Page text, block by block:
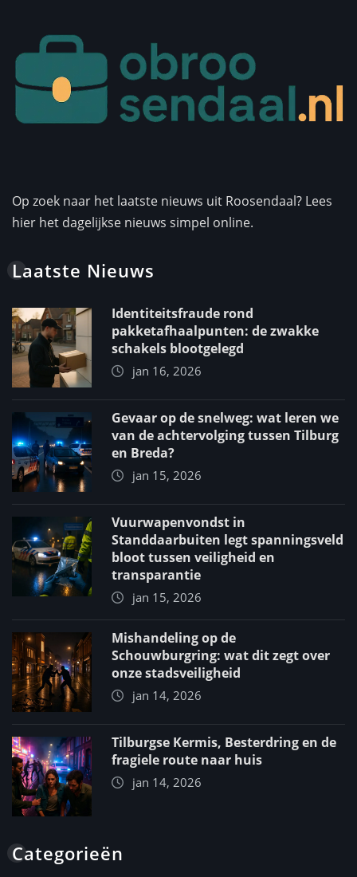
Op zoek naar het laatste nieuws uit Roosendaal? Lees
hier het dagelijkse nieuws simpel online.
Laatste Nieuws
Identiteitsfraude rond
pakketafhaalpunten: de zwakke
schakels blootgelegd
jan 16, 2026
Gevaar op de snelweg: wat leren we
van de achtervolging tussen Tilburg
en Breda?
jan 15, 2026
Vuurwapenvondst in
Standdaarbuiten legt spanningsveld
bloot tussen veiligheid en
transparantie
jan 15, 2026
Mishandeling op de
Schouwburgring: wat dit zegt over
onze stadsveiligheid
jan 14, 2026
Tilburgse Kermis, Besterdring en de
fragiele route naar huis
jan 14, 2026
Categorieën